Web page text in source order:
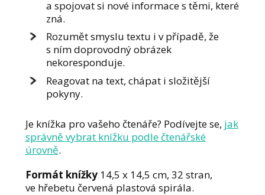
a spojovat si nové informace s těmi, které
zná.
Rozumět smyslu textu i v případě, že
s ním doprovodný obrázek
nekoresponduje.
Reagovat na text, chápat i složitější
pokyny.
Je knížka pro vašeho čtenáře? Podívejte se, jak
správně vybrat knížku podle čtenářské
úrovně.
Formát knížky14,5 x 14,5 cm, 32 stran,
ve hřebetu červená plastová spirála.